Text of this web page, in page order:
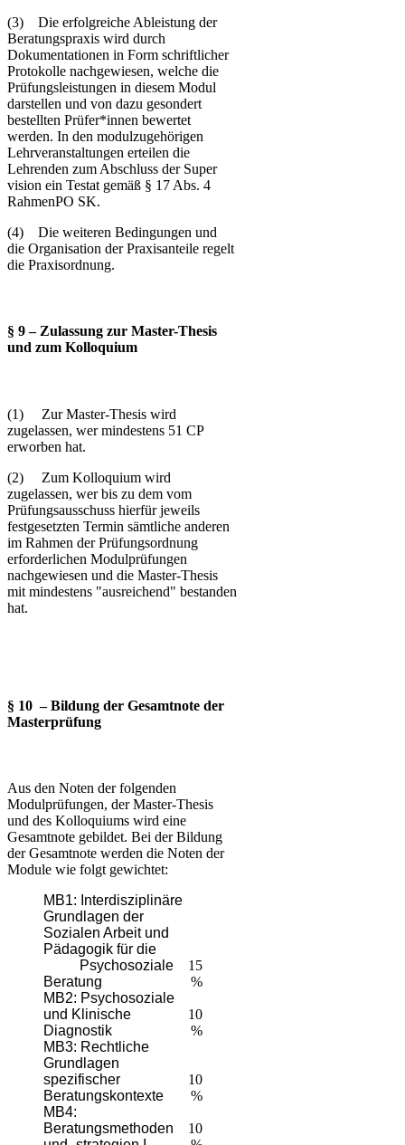
(3) Die erfolgreiche Ableistung der
Beratungspraxis wird durch
Dokumentationen in Form schriftlicher
Protokolle nachgewiesen, welche die
Prüfungsleistungen in diesem Modul
darstellen und von dazu gesondert
bestellten Prüfer*innen bewertet
werden. In den modulzugehörigen
Lehrveranstaltungen erteilen die
Lehrenden zum Abschluss der Super​
vision ein Testat gemäß § 17 Abs. 4
RahmenPO SK.
(4) Die weiteren Bedingungen und
die Organisation der Praxisanteile regelt
die Praxisordnung.
§ 9 – Zulassung zur Master-Thesis
und zum Kolloquium
(1) Zur Master-Thesis wird
zugelassen, wer mindestens 51 CP
erworben hat.
(2) Zum Kolloquium wird
zugelassen, wer bis zu dem vom
Prüfungsausschuss hierfür jeweils
festgesetzten Termin sämtliche anderen
im Rahmen der Prüfungsordnung
erforderlichen Modulprüfungen
nachgewiesen und die Master-Thesis
mit mindestens "ausreichend" bestanden
hat.
§ 10 – Bildung der Gesamtnote der
Masterprüfung
Aus den Noten der folgenden
Modulprüfungen, der Master-Thesis
und des Kolloquiums wird eine
Gesamtnote gebildet. Bei der Bildung
der Gesamtnote werden die Noten der
Module wie folgt gewichtet:
MB1: Interdisziplinäre
Grundlagen der
Sozialen Arbeit und
Pädagogik für die
Psychosoziale
Beratung
15
%
MB2: Psychosoziale
und Klinische
Diagnostik
​10
%
MB3: Rechtliche
Grundlagen
spezifischer
Beratungskontexte
​10
%
MB4:
Beratungsmethoden
10